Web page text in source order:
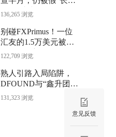
资管”骗光71万
136,265 浏览
别碰FXPrimus！一位
汇友的1.5万美元被扣
到只剩4千
122,709 浏览
熟人引路入局陷阱，
DFOUND与“鑫升团
队”跑路，他的18万美
131,323 浏览
意见反馈